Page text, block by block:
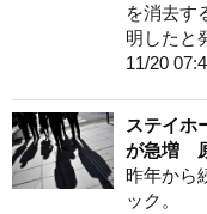
を消去す
明したと
11/20
ステイホ
が急増
昨年から
ック。